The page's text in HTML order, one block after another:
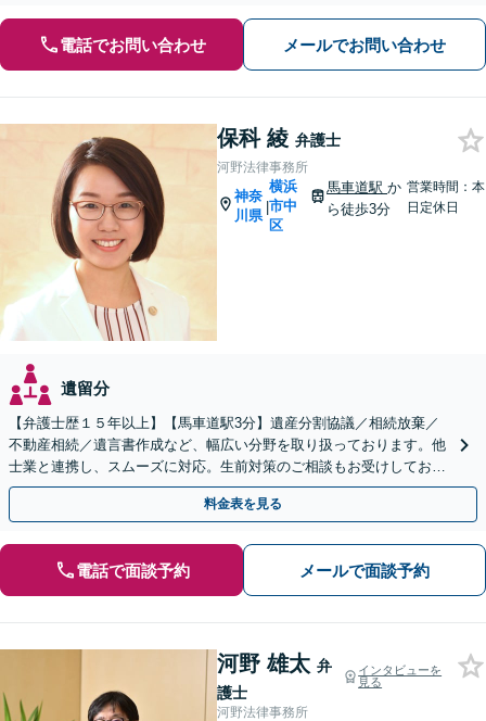
電話でお問い合わせ メールでお問い合わせ
保科 綾 弁護士
河野法律事務所
神奈
川県
|
横浜
市中
区
馬車道駅か
ら徒歩3分
営業時間：本
日定休日
遺留分
【弁護士歴１５年以上】【馬車道駅3分】遺産分割協議／相続放棄／
不動産相続／遺言書作成など、幅広い分野を取り扱っております。他
士業と連携し、スムーズに対応。生前対策のご相談もお受けしており
ます。【Web相談可】
料金表を見る
電話で面談予約 メールで面談予約
河野 雄太 弁
護士
インタビューを
見る
河野法律事務所